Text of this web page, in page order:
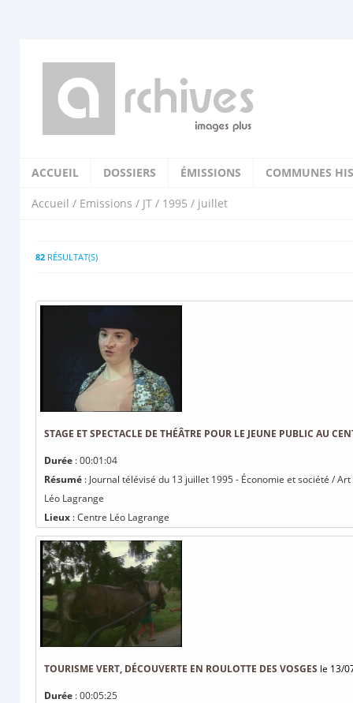
ACCUEIL DOSSIERS ÉMISSIONS COMMUNES
Accueil / Emissions / JT / 1995 / juillet
82 RÉSULTAT(S)
STAGE ET SPECTACLE DE THÉÂTRE POUR LE JEUNE PUBLIC AU
Durée : 00:01:04
Résumé : Journal télévisé du 13 juillet 1995 - Économie et société /
Léo Lagrange
Lieux : Centre Léo Lagrange
TOURISME VERT, DÉCOUVERTE EN ROULOTTE DES VOSGES le 13/
Durée : 00:05:25